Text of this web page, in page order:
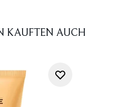
KAUFTEN AUCH